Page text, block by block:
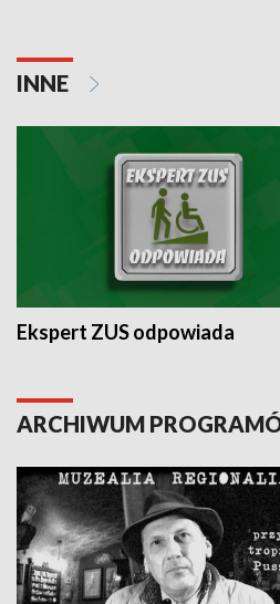
INNE
Ekspert ZUS odpowiada
ARCHIWUM